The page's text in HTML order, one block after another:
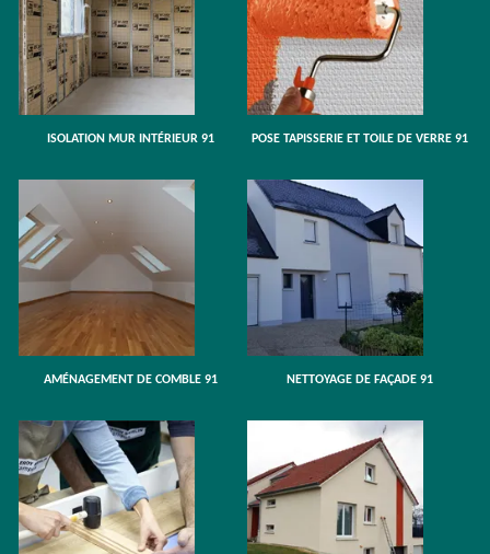
ISOLATION MUR INTÉRIEUR 91 POSE TAPISSERIE ET TOILE DE VERRE 91
AMÉNAGEMENT DE COMBLE 91 NETTOYAGE DE FAÇADE 91